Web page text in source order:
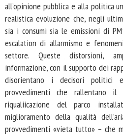
all’opinione pubblica e alla politica
realistica evoluzione che, negli
sia i consumi sia le emissioni di
escalation di allarmismo e
settore. Queste distorsioni,
informazione, con il supporto dei
disorientano i decisori politici
provvedimenti che rallentano
riqualiicazione del parco
miglioramento della qualità
provvedimenti «vieta tutto» – che